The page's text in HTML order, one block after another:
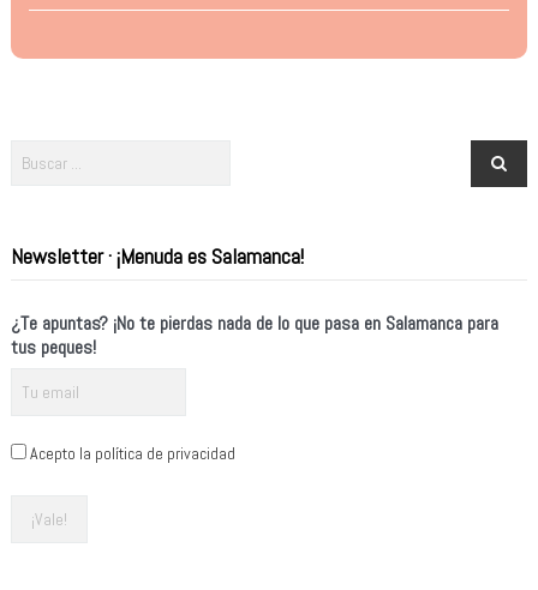
Newsletter · ¡Menuda es Salamanca!
¿Te apuntas? ¡No te pierdas nada de lo que pasa en Salamanca para
tus peques!
Acepto la política de privacidad